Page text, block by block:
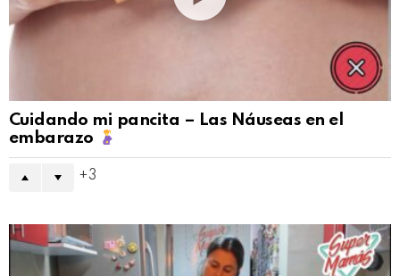
Cuidando mi pancita – Las Náuseas en el
embarazo
3